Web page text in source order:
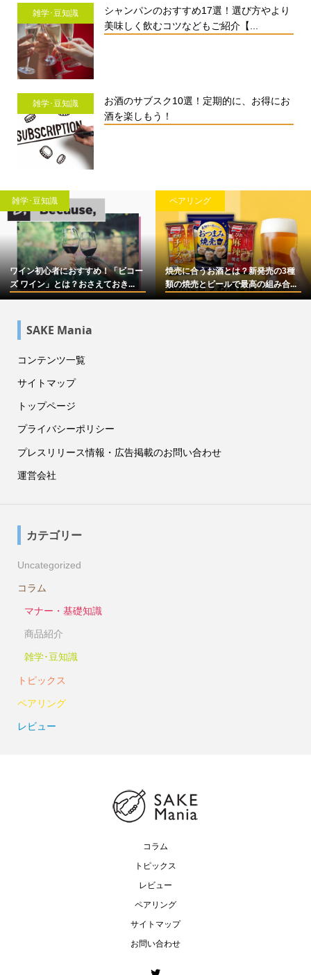
雑学･豆知識
シャンパンのおすすめ17選！選び方やより
美味しく飲むコツなどもご紹介【...
雑学･豆知識
お酒のサブスク10選！定期的に、お得にお
酒を楽しもう！
雑学･豆知識
ワイン初心者におすすめ！「ビコー
ズ ワイン」とは？おさえておき...
ペアリング
焼売に合うお酒とは？新発売の3種
類の焼売とビールで最高の組み合...
SAKE Mania
コンテンツ一覧
サイトマップ
トップページ
プライバシーポリシー
プレスリリース情報・広告掲載のお問い合わせ
運営会社
カテゴリー
Uncategorized
コラム
マナー・基礎知識
商品紹介
雑学･豆知識
トピックス
ペアリング
レビュー
コラム
トピックス
レビュー
ペアリング
サイトマップ
お問い合わせ